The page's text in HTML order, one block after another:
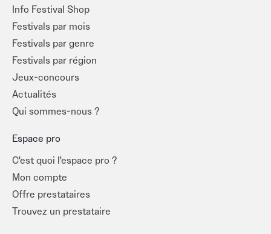
À ne pas louper : Festival d’Avignon, Festival Off
d’Avignon, Festival d’Automne à Paris, Comédie de
Clermont-Ferrand, Les Correspondances de Manosque,
Festival Mondial des Théâtres de Marionnettes… Et de
nombreuses pépites locales qui méritent le détour.
Info Festival vous aide à repérer les festivals de théâtre
planifiez vos sorties et laissez-vous emporter par la
magie de la scène.
Info Festival Shop
Festivals par mois
Festivals par genre
Festivals par région
Jeux-concours
Actualités
Qui sommes-nous ?
Espace pro
C'est quoi l'espace pro ?
Mon compte
Offre prestataires
Trouvez un prestataire